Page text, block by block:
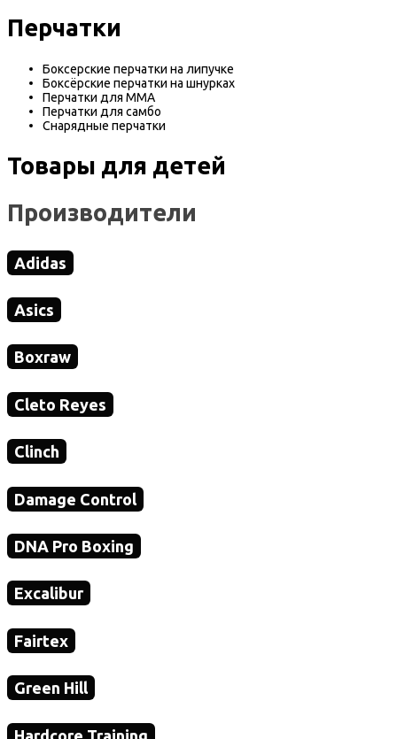
Перчатки
Боксерские перчатки на липучке
Боксёрские перчатки на шнурках
Перчатки для MMA
Перчатки для самбо
Снарядные перчатки
Товары для детей
Производители
Adidas
Asics
Boxraw
Cleto Reyes
Clinch
Damage Control
DNA Pro Boxing
Excalibur
Fairtex
Green Hill
Hardcore Training